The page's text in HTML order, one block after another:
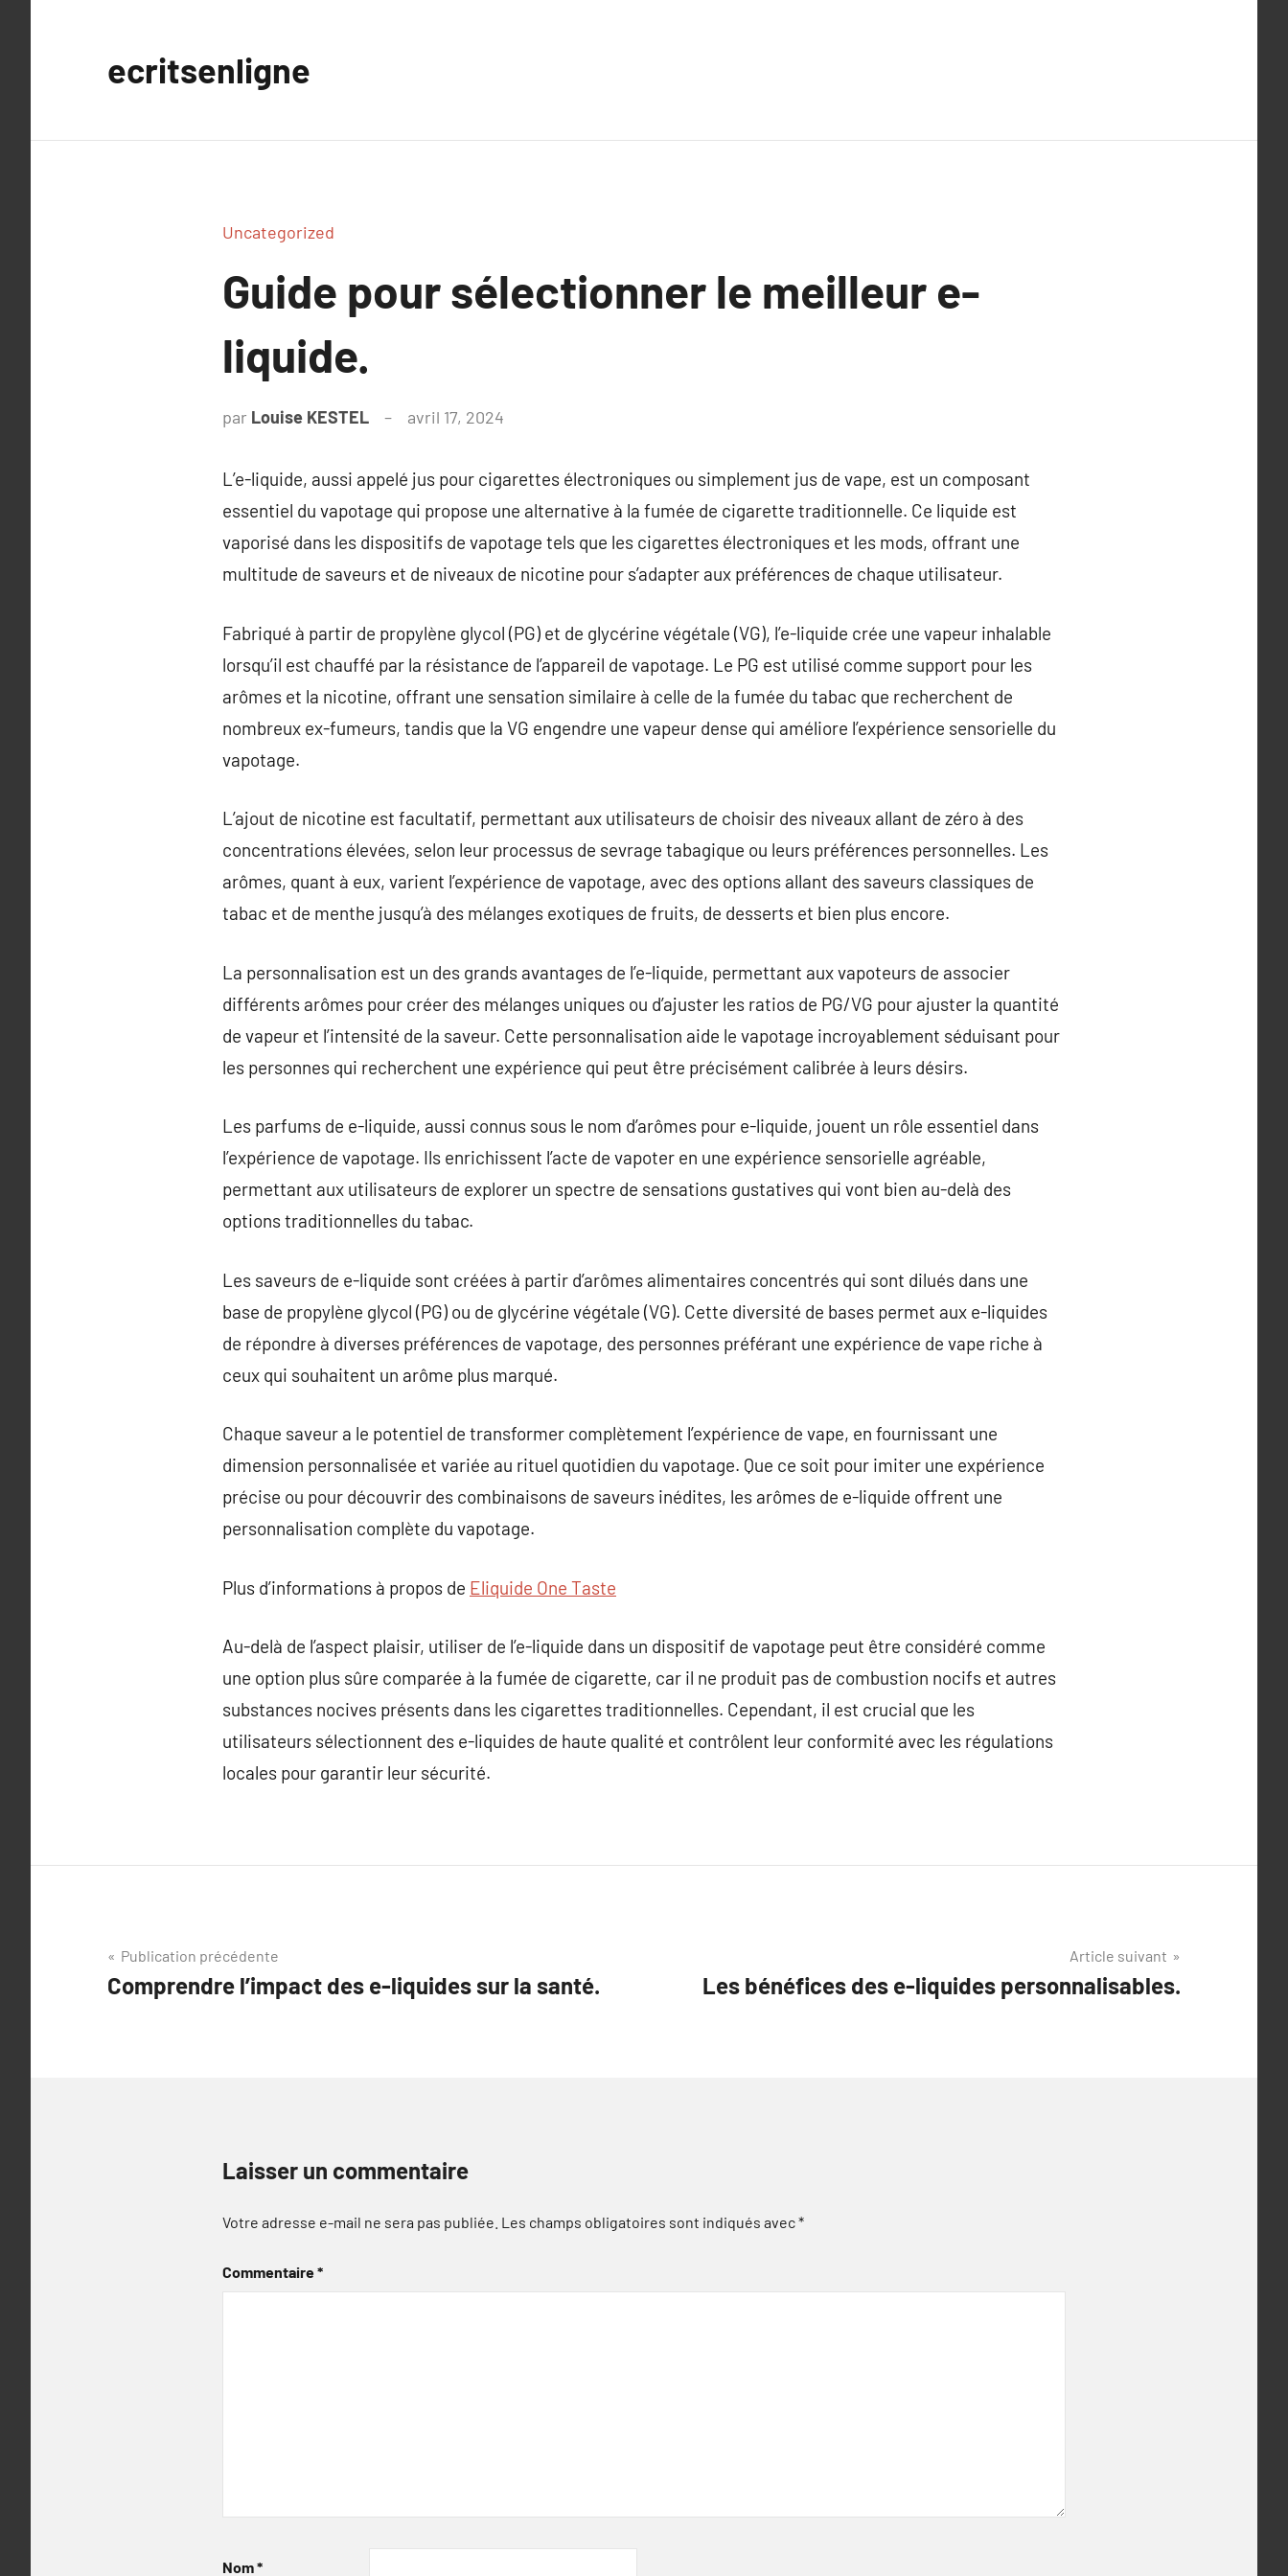
ecritsenligne
Uncategorized
Guide pour sélectionner le meilleur e-
liquide.
par Louise KESTEL avril 17, 2024
L’e-liquide, aussi appelé jus pour cigarettes électroniques ou simplement jus de vape, est un composant
essentiel du vapotage qui propose une alternative à la fumée de cigarette traditionnelle. Ce liquide est
vaporisé dans les dispositifs de vapotage tels que les cigarettes électroniques et les mods, offrant une
multitude de saveurs et de niveaux de nicotine pour s’adapter aux préférences de chaque utilisateur.
Fabriqué à partir de propylène glycol (PG) et de glycérine végétale (VG), l’e-liquide crée une vapeur inhalable
lorsqu’il est chauffé par la résistance de l’appareil de vapotage. Le PG est utilisé comme support pour les
arômes et la nicotine, offrant une sensation similaire à celle de la fumée du tabac que recherchent de
nombreux ex-fumeurs, tandis que la VG engendre une vapeur dense qui améliore l’expérience sensorielle du
vapotage.
L’ajout de nicotine est facultatif, permettant aux utilisateurs de choisir des niveaux allant de zéro à des
concentrations élevées, selon leur processus de sevrage tabagique ou leurs préférences personnelles. Les
arômes, quant à eux, varient l’expérience de vapotage, avec des options allant des saveurs classiques de
tabac et de menthe jusqu’à des mélanges exotiques de fruits, de desserts et bien plus encore.
La personnalisation est un des grands avantages de l’e-liquide, permettant aux vapoteurs de associer
différents arômes pour créer des mélanges uniques ou d’ajuster les ratios de PG/VG pour ajuster la quantité
de vapeur et l’intensité de la saveur. Cette personnalisation aide le vapotage incroyablement séduisant pour
les personnes qui recherchent une expérience qui peut être précisément calibrée à leurs désirs.
Les parfums de e-liquide, aussi connus sous le nom d’arômes pour e-liquide, jouent un rôle essentiel dans
l’expérience de vapotage. Ils enrichissent l’acte de vapoter en une expérience sensorielle agréable,
permettant aux utilisateurs de explorer un spectre de sensations gustatives qui vont bien au-delà des
options traditionnelles du tabac.
Les saveurs de e-liquide sont créées à partir d’arômes alimentaires concentrés qui sont dilués dans une
base de propylène glycol (PG) ou de glycérine végétale (VG). Cette diversité de bases permet aux e-liquides
de répondre à diverses préférences de vapotage, des personnes préférant une expérience de vape riche à
ceux qui souhaitent un arôme plus marqué.
Chaque saveur a le potentiel de transformer complètement l’expérience de vape, en fournissant une
dimension personnalisée et variée au rituel quotidien du vapotage. Que ce soit pour imiter une expérience
précise ou pour découvrir des combinaisons de saveurs inédites, les arômes de e-liquide offrent une
personnalisation complète du vapotage.
Plus d’informations à propos de Eliquide One Taste
Au-delà de l’aspect plaisir, utiliser de l’e-liquide dans un dispositif de vapotage peut être considéré comme
une option plus sûre comparée à la fumée de cigarette, car il ne produit pas de combustion nocifs et autres
substances nocives présents dans les cigarettes traditionnelles. Cependant, il est crucial que les
utilisateurs sélectionnent des e-liquides de haute qualité et contrôlent leur conformité avec les régulations
locales pour garantir leur sécurité.
Navigation
de
Publication précédente
Comprendre l’impact des e-liquides sur la santé.
Article suivant
Les bénéfices des e-liquides personnalisables.
Laisser un commentaire
Votre adresse e-mail ne sera pas publiée. Les champs obligatoires sont indiqués avec*
Commentaire*
Nom*